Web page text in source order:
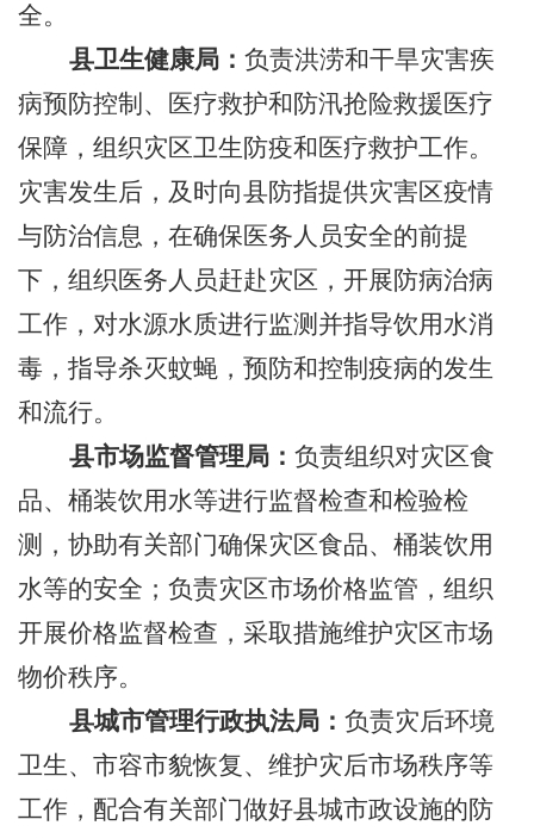
全。
县卫生健康局： 负责洪涝和干旱灾害疾
病预防控制、医疗救护和防汛抢险救援医疗
保障，组织灾区卫生防疫和医疗救护工作。
灾害发生后，及时向县防指提供灾害区疫情
与防治信息， 在确保医务人员安全的前提
下， 组织医务人员赶赴灾区，开展防病治病
工作，对水源水质进行监测并指导饮用水消
毒，指导杀灭蚊蝇，预防和控制疫病的发生
和流行。
县市场监督管理局： 负责组织对灾区食
品、桶装饮用水等进行监督检查和检验检
测，协助有关部门确保灾区食品、桶装饮用
水等的安全；负责灾区市场价格监管，组织
开展价格监督检查，采取措施维护灾区市场
物价秩序。
县城市管理行政执法局： 负责灾后环境
卫生、市容市貌恢复、维护灾后市场秩序等
工作，配合有关部门做好县城市政设施的防